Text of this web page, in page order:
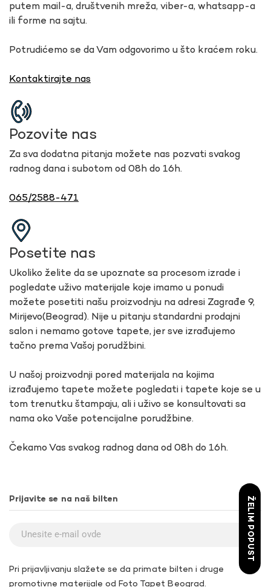
putem mail-a, društvenih mreža, viber-a, whatsapp-a
ili forme na sajtu.
Potrudićemo se da Vam odgovorimo u što kraćem roku.
Kontaktirajte nas
Pozovite nas
Za sva dodatna pitanja možete nas pozvati svakog
radnog dana i subotom od 08h do 16h.
065/2588-471
Posetite nas
Ukoliko želite da se upoznate sa procesom izrade i
pogledate uživo materijale koje imamo u ponudi
možete posetiti našu proizvodnju na adresi Zagrađe 9,
Mirijevo(Beograd). Nije u pitanju standardni prodajni
salon i nemamo gotove tapete, jer sve izrađujemo
tačno prema Vašoj porudžbini.
U našoj proizvodnji pored materijala na kojima
izrađujemo tapete možete pogledati i tapete koje se u
tom trenutku štampaju, ali i uživo se konsultovati sa
nama oko Vaše potencijalne porudžbine.
Čekamo Vas svakog radnog dana od 08h do 16h.
Prijavite se na naš bilten
Pri prijavljivanju slažete se da primate bilten i druge
promotivne materijale od Foto Tapet Beograd.
ŽELIM POPUST